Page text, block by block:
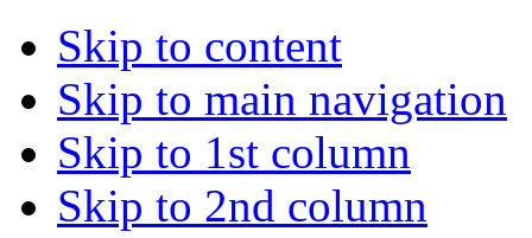
Skip to content
Skip to main navigation
Skip to 1st column
Skip to 2nd column